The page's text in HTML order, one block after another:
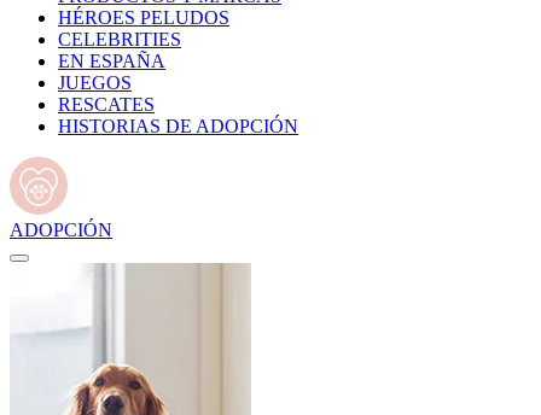
HÉROES PELUDOS
CELEBRITIES
EN ESPAÑA
JUEGOS
RESCATES
HISTORIAS DE ADOPCIÓN
ADOPCIÓN